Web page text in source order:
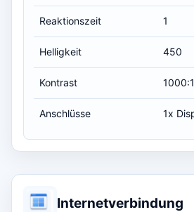
Reaktionszeit 1
Helligkeit 450
Kontrast 1000:1
Anschlüsse
Internetverbindung